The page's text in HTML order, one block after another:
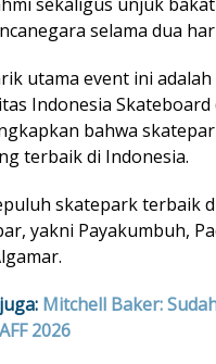
selama dua
utama event ini
Indonesia Skateboard
bahwa
terbaik di Indonesia.
skatepark terbaik
yakni Payakumbuh,
Mitchell Baker:
2026